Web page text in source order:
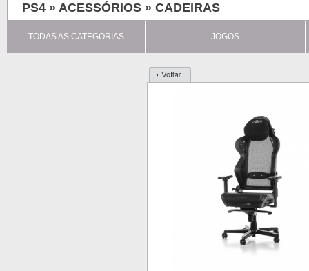
PS4 » ACESSÓRIOS » CADEIRAS
TODAS AS CATEGORIAS JOGOS